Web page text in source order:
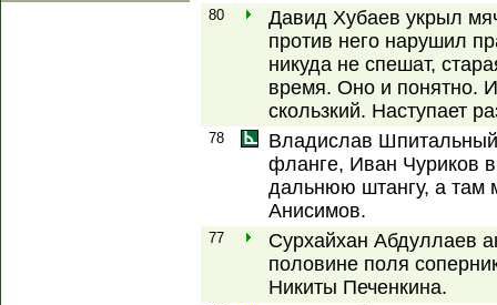
80
Давид Хубаев укрыл
против него нарушил
никуда не спешат,
время. Оно и понятно.
скользкий. Наступает
78
Владислав
фланге, Иван Чуриков
дальнюю штангу, а там
Анисимов.
77
Сурхайхан Абдуллаев
половине поля
Никиты Печенкина.